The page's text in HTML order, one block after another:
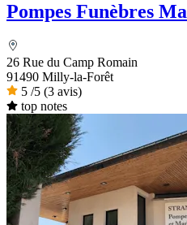
Pompes Funèbres
26 Rue du Camp Romain
91490 Milly-la-Forêt
5 /5 (3 avis)
top notes